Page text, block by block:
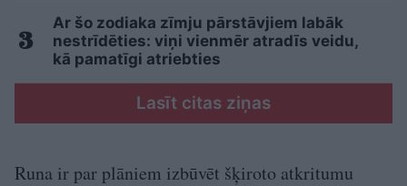
Ar šo zodiaka zīmju pārstāvjiem labāk
nestrīdēties: viņi vienmēr atradīs veidu,
kā pamatīgi atriebties
Lasīt citas ziņas
Runa ir par plāniem izbūvēt šķiroto atkritumu